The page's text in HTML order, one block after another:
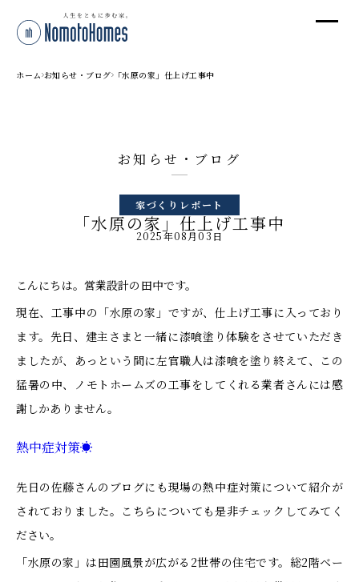
ホーム お知らせ・ブログ 「水原の家」仕上げ工事中
お知らせ・ブログ
家づくりレポート
「水原の家」仕上げ工事中
2025年08月03日
こんにちは。営業設計の田中です。
現在、工事中の「水原の家」ですが、仕上げ工事に入っており
ます。先日、建主さまと一緒に漆喰塗り体験をさせていただき
ましたが、あっという間に左官職人は漆喰を塗り終えて、この
猛暑の中、ノモトホームズの工事をしてくれる業者さんには感
謝しかありません。
熱中症対策☀
先日の佐藤さんのブログにも現場の熱中症対策について紹介が
されておりました。こちらについても是非チェックしてみてく
ださい。
「水原の家」は田園風景が広がる2世帯の住宅です。総2階ベー